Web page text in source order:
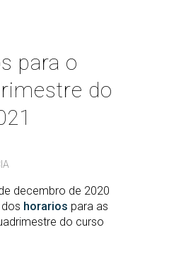
para o
do
decembro de 2020
horarios para as
do curso